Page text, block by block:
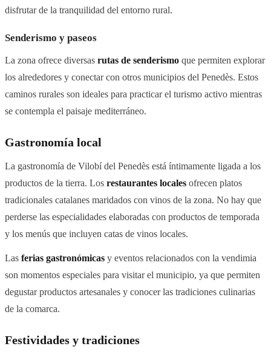
disfrutar de la tranquilidad del entorno rural.
Senderismo y paseos
La zona ofrece diversas rutas de senderismo que permiten explorar
los alrededores y conectar con otros municipios del Penedès. Estos
caminos rurales son ideales para practicar el turismo activo mientras
se contempla el paisaje mediterráneo.
Gastronomía local
La gastronomía de Vilobí del Penedès está íntimamente ligada a los
productos de la tierra. Los restaurantes locales ofrecen platos
tradicionales catalanes maridados con vinos de la zona. No hay que
perderse las especialidades elaboradas con productos de temporada
y los menús que incluyen catas de vinos locales.
Las ferias gastronómicas y eventos relacionados con la vendimia
son momentos especiales para visitar el municipio, ya que permiten
degustar productos artesanales y conocer las tradiciones culinarias
de la comarca.
Festividades y tradiciones